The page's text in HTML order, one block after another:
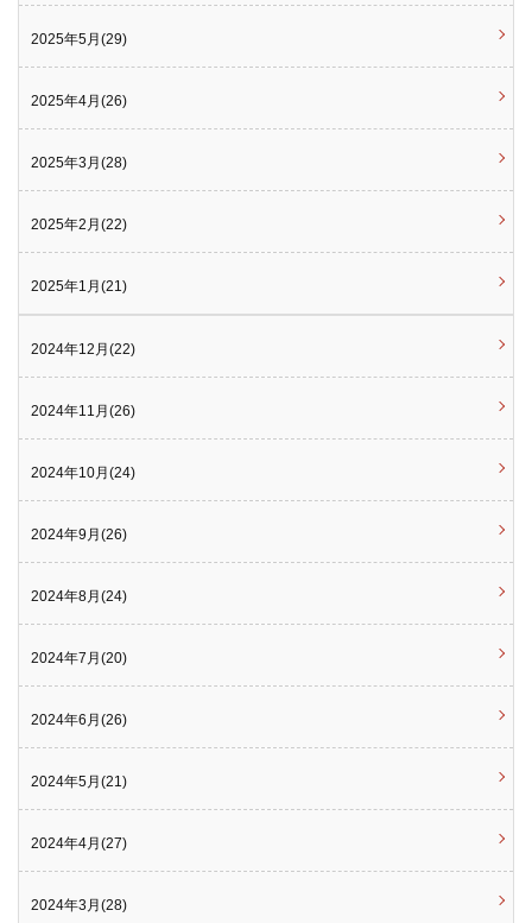
2025年5月(29)
2025年4月(26)
2025年3月(28)
2025年2月(22)
2025年1月(21)
2024年12月(22)
2024年11月(26)
2024年10月(24)
2024年9月(26)
2024年8月(24)
2024年7月(20)
2024年6月(26)
2024年5月(21)
2024年4月(27)
2024年3月(28)